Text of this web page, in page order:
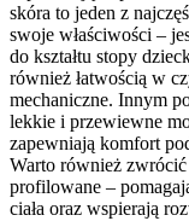
skóra to jeden z
swoje właściwości –
do kształtu stopy
również łatwością w
mechaniczne. Innym
lekkie i przewiewne
zapewniają komfort
Warto również
profilowane –
ciała oraz wspierają